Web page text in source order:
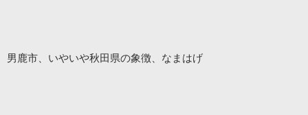
男鹿市、いやいや秋田県の象徴、なまはげ